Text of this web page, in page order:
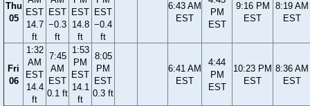
Thu
05
EST
14.7
ft
EST
−0.3
ft
EST
14.8
ft
EST
−0.4
ft
6:43 AM
EST
PM
EST
9:16 PM
EST
8:19 AM
EST
Fri
06
1:32
AM
EST
14.4
ft
7:45
AM
EST
0.1 ft
1:53
PM
EST
14.1
ft
8:05
PM
EST
0.3 ft
6:41 AM
EST
4:44
PM
EST
10:23 PM
EST
8:36 AM
EST